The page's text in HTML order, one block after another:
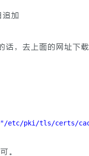
加
话，去上面的网
"/etc/pki/tls/certs/
。